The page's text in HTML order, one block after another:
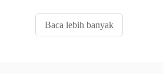
Baca lebih banyak